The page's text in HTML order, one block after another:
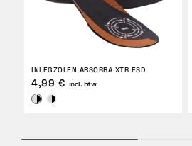
INLEGZOLEN ABSORBA XTR ESD
4,99 € incl. btw